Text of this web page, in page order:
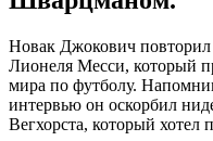
Новак Джокович повторил
Лионеля Месси, который
мира по футболу.
интервью он оскорбил
Вегхорста, который хотел